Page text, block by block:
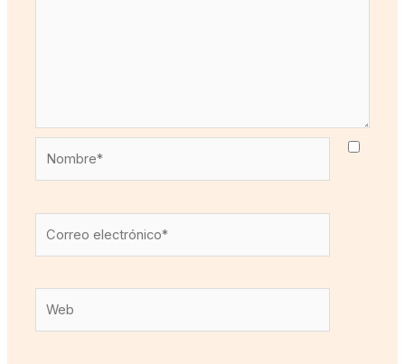
electrónico*